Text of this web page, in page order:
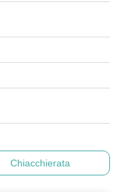
Chiacchierata